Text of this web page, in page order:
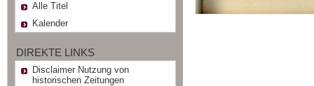
Alle Titel
Kalender
DIREKTE LINKS
Disclaimer Nutzung von
historischen Zeitungen